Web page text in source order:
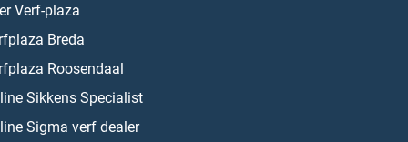
Verf-plaza
Breda
Roosendaal
Sikkens Specialist
Sigma verf dealer